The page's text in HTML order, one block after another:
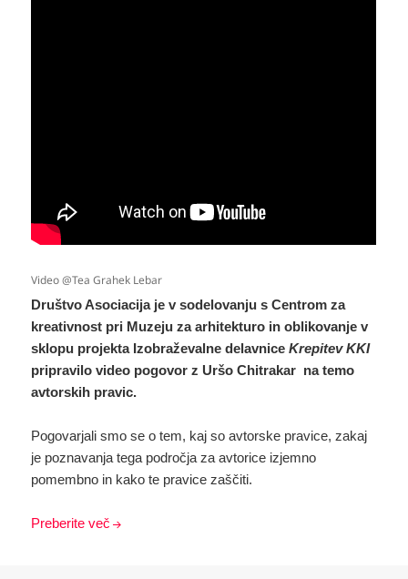
Video @Tea Grahek Lebar
Društvo Asociacija je v sodelovanju s Centrom za
kreativnost pri Muzeju za arhitekturo in oblikovanje v
sklopu projekta Izobraževalne delavniceKrepitev KKI
pripravilo video pogovor z Uršo Chitrakar na temo
avtorskih pravic.
Pogovarjali smo se o tem, kaj so avtorske pravice, zakaj
je poznavanja tega področja za avtorice izjemno
pomembno in kako te pravice zaščiti.
Preberite več